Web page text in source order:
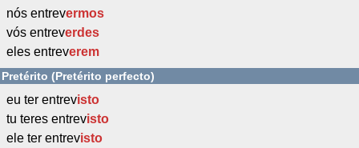
nós entrevermos
vós entreverdes
eles entreverem
Pretérito (Pretérito perfecto)
eu ter entrevisto
tu teres entrevisto
ele ter entrevisto